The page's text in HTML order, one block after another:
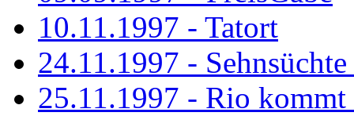
10.11.1997 - Tatort
24.11.1997 -
25.11.1997 - Rio kommt